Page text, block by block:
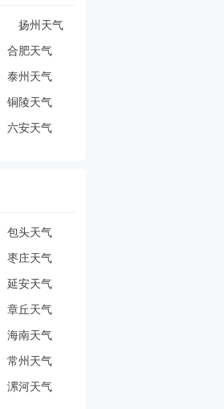
扬州天气
合肥天气
泰州天气
铜陵天气
六安天气
包头天气
枣庄天气
延安天气
章丘天气
海南天气
常州天气
漯河天气